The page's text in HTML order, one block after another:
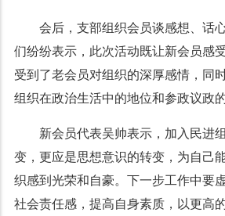
会后，支部组织会员谈感想、话
们纷纷表示，此次活动既让新会员感
受到了老会员对组织的深厚感情，同
组织在政治生活中的地位和参政议政的
新会员代表吴帅表示，加入民进
变，更应是思想意识的转变，为自己
织感到光荣和自豪。下一步工作中要
社会责任感，提高自身素质，以更高